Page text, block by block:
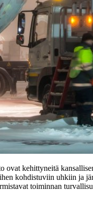
kehittyneitä
kohdistuviin uhkiin ja
toiminnan